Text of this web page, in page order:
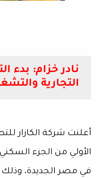
نادر خزام: بدء
التجارية والتشغيل
أعلنت شركة الكازار
الأولي من الجزء
في مصر الجديدة، وذلك